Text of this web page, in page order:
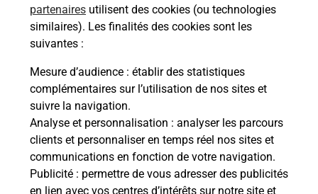
partenaires utilisent des cookies (ou technologies
similaires). Les finalités des cookies sont les
suivantes :
Mesure d’audience : établir des statistiques
complémentaires sur l’utilisation de nos sites et
suivre la navigation.
Analyse et personnalisation : analyser les parcours
clients et personnaliser en temps réel nos sites et
communications en fonction de votre navigation.
Publicité : permettre de vous adresser des publicités
en lien avec vos centres d’intérêts sur notre site et
Malin !
La Poste
en ligne
Ouvert 24h/24
En savoir plus